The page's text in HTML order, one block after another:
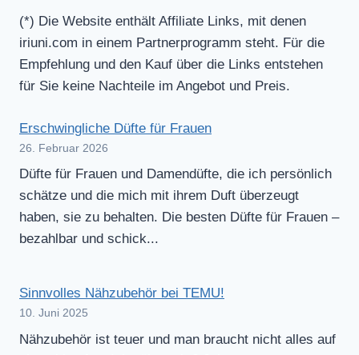
(*) Die Website enthält Affiliate Links, mit denen
iriuni.com in einem Partnerprogramm steht. Für die
Empfehlung und den Kauf über die Links entstehen
für Sie keine Nachteile im Angebot und Preis.
Erschwingliche Düfte für Frauen
26. Februar 2026
Düfte für Frauen und Damendüfte, die ich persönlich
schätze und die mich mit ihrem Duft überzeugt
haben, sie zu behalten. Die besten Düfte für Frauen –
bezahlbar und schick...
Sinnvolles Nähzubehör bei TEMU!
10. Juni 2025
Nähzubehör ist teuer und man braucht nicht alles auf